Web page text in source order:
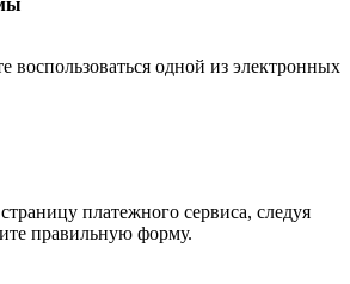
воспользоваться одной из электронных
платежного сервиса, следуя
правильную форму.